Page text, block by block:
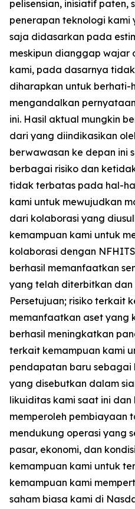
pelisensian, inisiatif paten,
penerapan teknologi
saja didasarkan pada
meskipun dianggap wajar
kami, pada dasarnya
diharapkan untuk
mengandalkan
ini. Hasil aktual mungkin
dari yang diindikasikan
berwawasan ke depan ini
berbagai risiko dan
tidak terbatas pada hal-
kami untuk mewujudkan
dari kolaborasi yang
kemampuan kami untuk
kolaborasi dengan
berhasil memanfaatkan
yang telah diterbitkan
Persetujuan; risiko terkait
memanfaatkan aset yang
berhasil meningkatkan
terkait kemampuan kami
pendapatan baru
yang disebutkan dalam
likuiditas kami saat ini
memperoleh pembiayaan
mendukung operasi yang
pasar, ekonomi, dan
kemampuan kami untuk
kemampuan kami
saham biasa kami di